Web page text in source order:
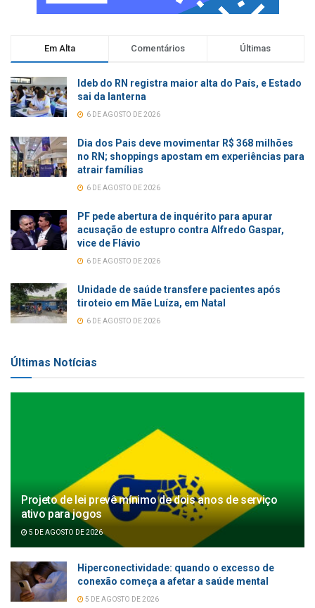
Em Alta Comentários Últimas
Ideb do RN registra maior alta do País, e Estado
sai da lanterna
6 DE AGOSTO DE 2026
Dia dos Pais deve movimentar R$ 368 milhões
no RN; shoppings apostam em experiências para
atrair famílias
6 DE AGOSTO DE 2026
PF pede abertura de inquérito para apurar
acusação de estupro contra Alfredo Gaspar,
vice de Flávio
6 DE AGOSTO DE 2026
Unidade de saúde transfere pacientes após
tiroteio em Mãe Luíza, em Natal
6 DE AGOSTO DE 2026
Últimas Notícias
Projeto de lei prevê mínimo de dois anos de serviço
ativo para jogos
5 DE AGOSTO DE 2026
Hiperconectividade: quando o excesso de
conexão começa a afetar a saúde mental
5 DE AGOSTO DE 2026